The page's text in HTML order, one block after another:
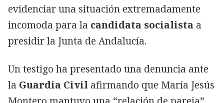
evidenciar una situación extremadamente
incomoda para la candidata socialista a
presidir la Junta de Andalucía.
Un testigo ha presentado una denuncia ante
la Guardia Civil afirmando que María Jesús